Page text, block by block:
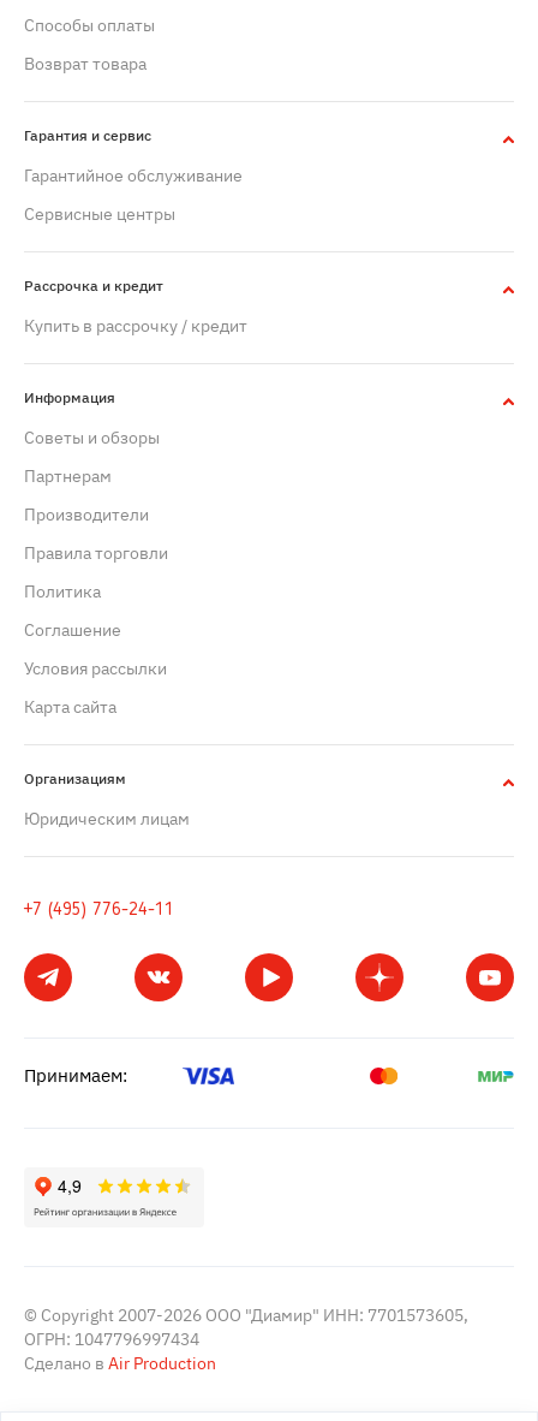
Способы оплаты
Возврат товара
Гарантия и сервис
Гарантийное обслуживание
Сервисные центры
Рассрочка и кредит
Купить в рассрочку / кредит
Информация
Советы и обзоры
Партнерам
Производители
Правила торговли
Политика
Cоглашение
Условия рассылки
Карта сайта
Организациям
Юридическим лицам
+7 (495) 776-24-11
Принимаем:
© Copyright 2007-2026 ООО "Диамир" ИНН: 7701573605,
ОГРН: 1047796997434
Сделано в Air Production